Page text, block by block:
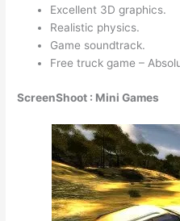
Excellent 3D graphics.
Realistic physics.
Game soundtrack.
Free truck game –
ScreenShoot : Mini Games